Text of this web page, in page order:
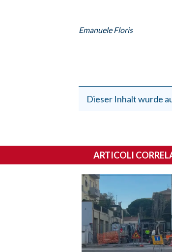
Emanuele Floris
Dieser Inhalt wurde
ARTICOLI